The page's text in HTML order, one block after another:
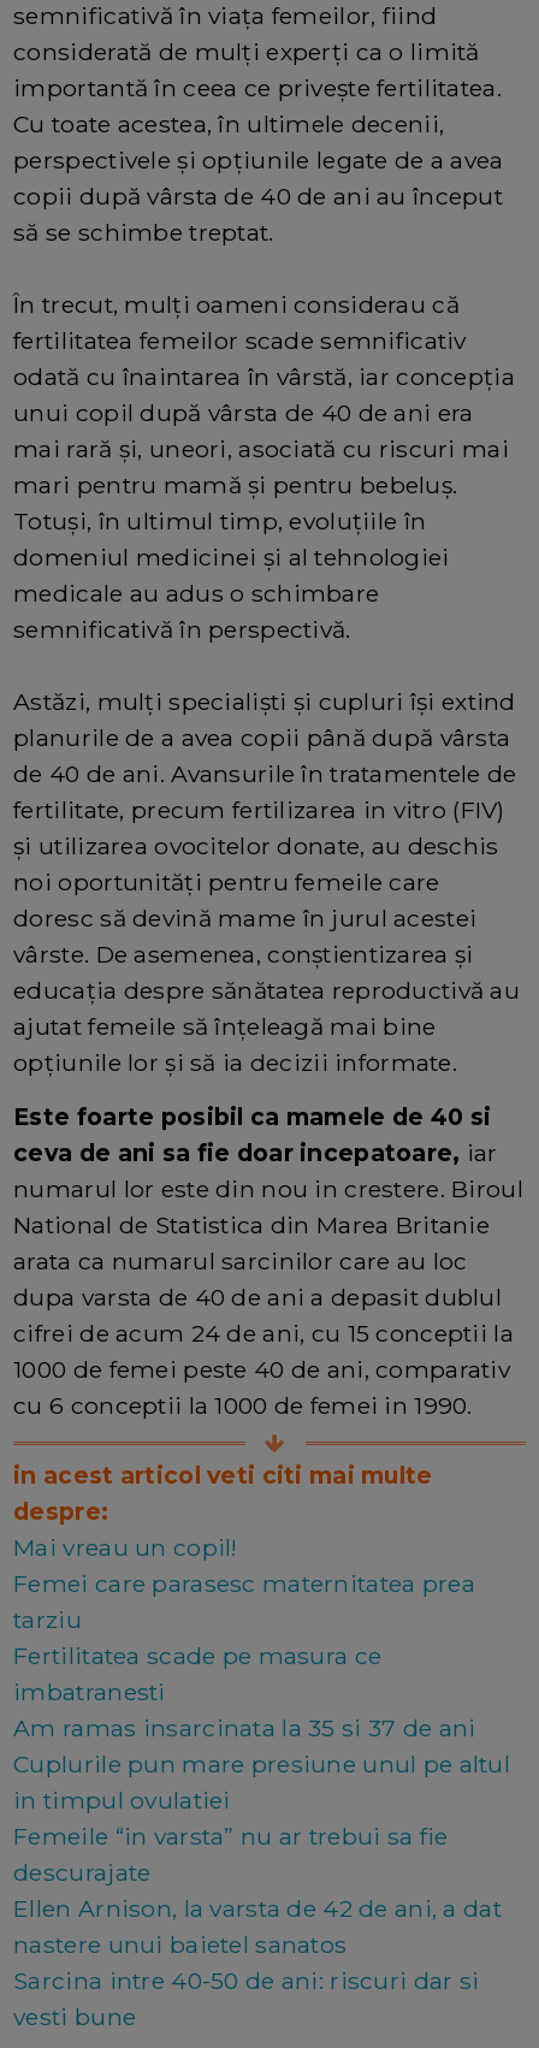
semnificativă în viața femeilor, fiind
considerată de mulți experți ca o limită
importantă în ceea ce privește fertilitatea.
Cu toate acestea, în ultimele decenii,
perspectivele și opțiunile legate de a avea
copii după vârsta de 40 de ani au început
să se schimbe treptat.
În trecut, mulți oameni considerau că
fertilitatea femeilor scade semnificativ
odată cu înaintarea în vârstă, iar concepția
unui copil după vârsta de 40 de ani era
mai rară și, uneori, asociată cu riscuri mai
mari pentru mamă și pentru bebeluș.
Totuși, în ultimul timp, evoluțiile în
domeniul medicinei și al tehnologiei
medicale au adus o schimbare
semnificativă în perspectivă.
Astăzi, mulți specialiști și cupluri își extind
planurile de a avea copii până după vârsta
de 40 de ani. Avansurile în tratamentele de
fertilitate, precum fertilizarea in vitro (FIV)
și utilizarea ovocitelor donate, au deschis
noi oportunități pentru femeile care
doresc să devină mame în jurul acestei
vârste. De asemenea, conștientizarea și
educația despre sănătatea reproductivă au
ajutat femeile să înțeleagă mai bine
opțiunile lor și să ia decizii informate.
Este foarte posibil ca mamele de 40 si
ceva de ani sa fie doar incepatoare, iar
numarul lor este din nou in crestere. Biroul
National de Statistica din Marea Britanie
arata ca numarul sarcinilor care au loc
dupa varsta de 40 de ani a depasit dublul
cifrei de acum 24 de ani, cu 15 conceptii la
1000 de femei peste 40 de ani, comparativ
cu 6 conceptii la 1000 de femei in 1990.
in acest articol veti citi mai multe
despre:
Mai vreau un copil!
Femei care parasesc maternitatea prea
tarziu
Fertilitatea scade pe masura ce
imbatranesti
Am ramas insarcinata la 35 si 37 de ani
Cuplurile pun mare presiune unul pe altul
in timpul ovulatiei
Femeile “in varsta” nu ar trebui sa fie
descurajate
Ellen Arnison, la varsta de 42 de ani, a dat
nastere unui baietel sanatos
Sarcina intre 40-50 de ani: riscuri dar si
vesti bune